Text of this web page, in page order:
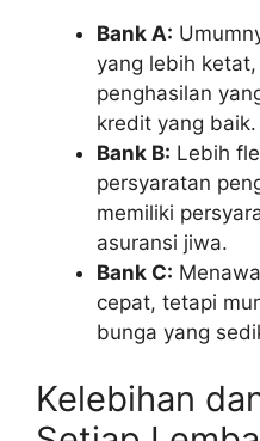
Bank A:
yang lebih
penghasilan
kredit yang baik.
Bank B: Lebih
persyaratan
memiliki
asuransi jiwa.
Bank C:
cepat, tetapi
bunga yang
Kelebihan